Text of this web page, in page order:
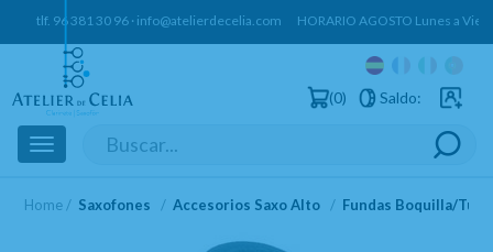
tlf. 96 381 30 96 · info@atelierdecelia.com HORARIO AGOSTO Lunes a
0 Saldo:
Toggle
navigation
Home Saxofones Accesorios Saxo Alto Fundas Boquilla/